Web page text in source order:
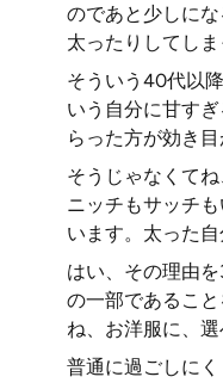
のであと少しに
太ったりしてし
そういう40代以
いう自分に甘す
らった方が効き
そうじゃなくて
ニッチもサッチ
います。太った
はい、その理由
の一部であるこ
ね、お洋服に、
普通に過ごしに